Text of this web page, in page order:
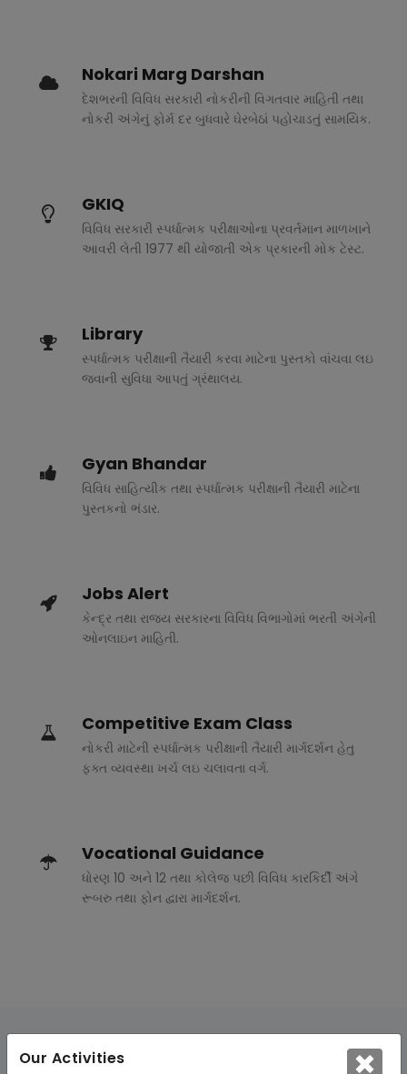
Our Activities
Nokari Marg Darshan
દેશભરની વિવિધ સરકારી નોકરીની વિગતવાર માહિતી તથા
નોકરી અંગેનું ફોર્મ દર બુધવારે ઘેરબેઠાં પહોચાડતું સામયિક.
GKIQ
વિવિધ સરકારી સ્પર્ધાત્મક પરીક્ષાઓના પ્રવર્તમાન માળખાને
આવરી લેતી 1977 થી યોજાતી એક પ્રકારની મોક ટેસ્ટ.
Library
સ્પર્ધાત્મક પરીક્ષાની તૈયારી કરવા માટેના પુસ્તકો વાંચવા લઇ
જવાની સુવિધા આપતું ગ્રંથાલય.
Gyan Bhandar
વિવિધ સાહિત્યીક તથા સ્પર્ધાત્મક પરીક્ષાની તૈયારી માટેના
પુસ્તકનો ભંડાર.
Jobs Alert
કેન્દ્ર તથા રાજ્ય સરકારના વિવિધ વિભાગોમાં ભરતી અંગેની
ઓનલાઇન માહિતી.
Competitive Exam Class
નોકરી માટેની સ્પર્ધાત્મક પરીક્ષાની તૈયારી માર્ગદર્શન હેતુ
ફક્ત વ્યવસ્થા ખર્ચ લઇ ચલાવતા વર્ગ.
Vocational Guidance
ધોરણ 10 અને 12 તથા કોલેજ પછી વિવિધ કારકિર્દી અંગે
રૂબરુ તથા ફોન દ્વારા માર્ગદર્શન.